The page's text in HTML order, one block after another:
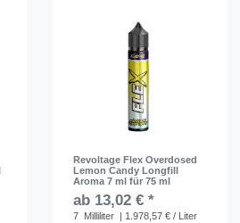
Revoltage Flex Overdosed
Lemon Candy Longfill
Aroma 7 ml für 75 ml
ab 13,02 € *
7 Milliliter | 1.978,57 € / Liter